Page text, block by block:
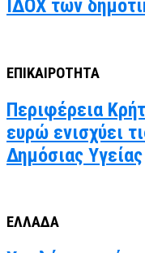
ΙΔΟΧ των
ΕΠΙΚΑΙΡΟΤΗΤΑ
Περιφέρεια
ευρώ ενισχύει
Δημόσιας Υγείας
ΕΛΛΑΔΑ